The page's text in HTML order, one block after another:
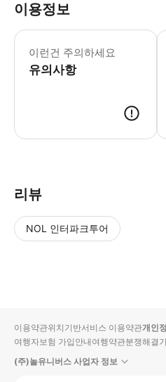
이용정보
이런건 주의하세요
유의사항
-
리뷰
NOL 인터파크투어
입니
다.
순
상
이용약관위치기반서비스 이용약관개인
여행자보험 가입안내여행약관분쟁해결
(주)놀유니버스 사업자 정보